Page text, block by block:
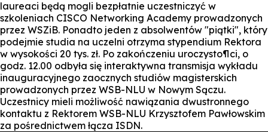
laureaci będą mogli bezpłatnie uczestniczyć w
szkoleniach CISCO Networking Academy prowadzonych
przez WSZiB. Ponadto jeden z absolwentów "piątki", który
podejmie studia na uczelni otrzyma stypendium Rektora
w wysokości 20 tys. zł. Po zakończeniu uroczysto¶ci, o
godz. 12.00 odbyła się interaktywna transmisja wykładu
inauguracyjnego zaocznych studiów magisterskich
prowadzonych przez WSB-NLU w Nowym Sączu.
Uczestnicy mieli możliwość nawiązania dwustronnego
kontaktu z Rektorem WSB-NLU Krzysztofem Pawłowskim
za pośrednictwem łącza ISDN.